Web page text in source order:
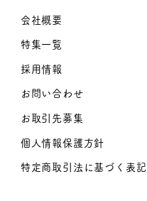
会社概要
特集一覧
採用情報
お問い合わせ
お取引先募集
個人情報保護方針
特定商取引法に基づく表記